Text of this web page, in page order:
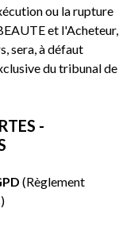
ou la rupture
et l'Acheteur,
sera, à défaut
du tribunal de
-
(Règlement